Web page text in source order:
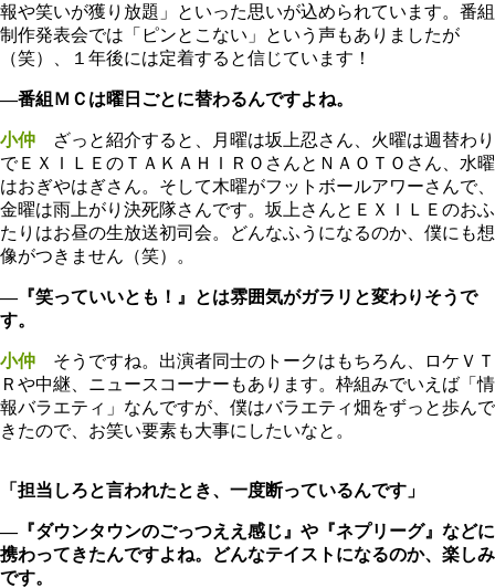
報や笑いが獲り放題」といった思いが込められています。番組
制作発表会では「ピンとこない」という声もありましたが
（笑）、１年後には定着すると信じています！
―番組ＭＣは曜日ごとに替わるんですよね。
小仲 ざっと紹介すると、月曜は坂上忍さん、火曜は週替わり
でＥＸＩＬＥのＴＡＫＡＨＩＲＯさんとＮＡＯＴＯさん、水曜
はおぎやはぎさん。そして木曜がフットボールアワーさんで、
金曜は雨上がり決死隊さんです。坂上さんとＥＸＩＬＥのおふ
たりはお昼の生放送初司会。どんなふうになるのか、僕にも想
像がつきません（笑）。
―『笑っていいとも！』とは雰囲気がガラリと変わりそうで
す。
小仲 そうですね。出演者同士のトークはもちろん、ロケＶＴ
Ｒや中継、ニュースコーナーもあります。枠組みでいえば「情
報バラエティ」なんですが、僕はバラエティ畑をずっと歩んで
きたので、お笑い要素も大事にしたいなと。
「担当しろと言われたとき、一度断っているんです」
―『ダウンタウンのごっつええ感じ』や『ネプリーグ』などに
携わってきたんですよね。どんなテイストになるのか、楽しみ
です。